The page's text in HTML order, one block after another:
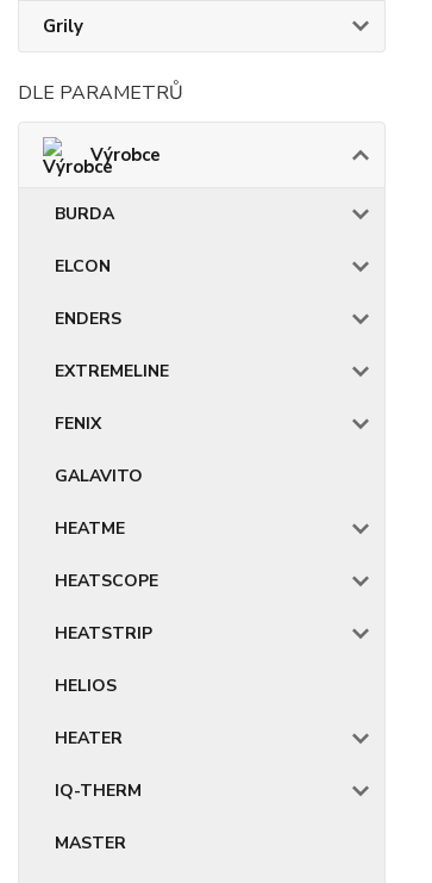
Grily
DLE PARAMETRŮ
Výrobce
BURDA
ELCON
ENDERS
EXTREMELINE
FENIX
GALAVITO
HEATME
HEATSCOPE
HEATSTRIP
HELIOS
HEATER
IQ-THERM
MASTER